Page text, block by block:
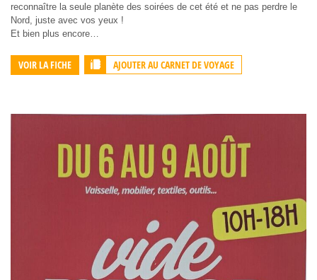
reconnaître la seule planète des soirées de cet été et ne pas perdre le
Nord, juste avec vos yeux !
Et bien plus encore…
VOIR LA FICHE AJOUTER AU CARNET DE VOYAGE